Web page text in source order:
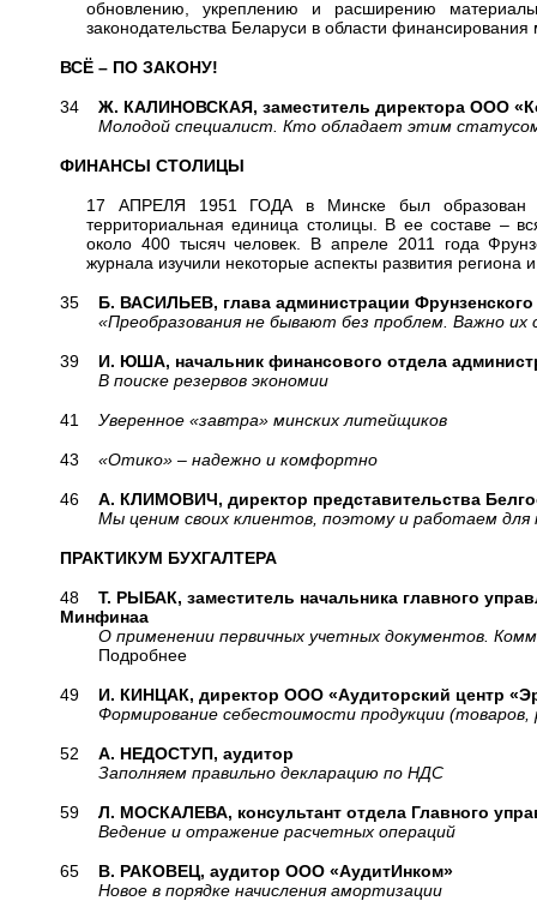
обновлению, укреплению и расширению
законодательства Беларуси в области финансирования
ВСЁ – ПО ЗАКОНУ!
34 Ж. КАЛИНОВСКАЯ, заместитель директора ООО
Молодой специалист. Кто обладает этим
ФИНАНСЫ СТОЛИЦЫ
17 АПРЕЛЯ 1951 ГОДА в Минске был образован
территориальная единица столицы. В ее составе –
около 400 тысяч человек. В апреле 2011 года
журнала изучили некоторые аспекты развития региона
35 Б. ВАСИЛЬЕВ, глава администрации Фрунзенского
«Преобразования не бывают без проблем. Важно их
39 И. ЮША, начальник финансового отдела
В поиске резервов экономии
41 Уверенное «завтра» минских литейщиков
43 «Отико» – надежно и комфортно
46 А. КЛИМОВИЧ, директор представительства
Мы ценим своих клиентов, поэтому и работаем для
ПРАКТИКУМ БУХГАЛТЕРА
48 Т. РЫБАК, заместитель начальника главного
Минфинаа
О применении первичных учетных документов.
Подробнее
49 И. КИНЦАК, директор ООО «Аудиторский центр
Формирование себестоимости продукции (товаров,
52 А. НЕДОСТУП, аудитор
Заполняем правильно декларацию по НДС
59 Л. МОСКАЛЕВА, консультант отдела Главного
Ведение и отражение расчетных операций
65 В. РАКОВЕЦ, аудитор ООО «АудитИнком»
Новое в порядке начисления амортизации